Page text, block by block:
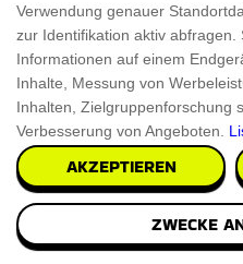
Tragbarer
Holen Sie sich Sofortabzüge
Verwendung genauer
zur Identifikation aktiv
Informationen auf einem
Inhalte, Messung von
Inhalten, Zielgruppenforschung
Verbesserung von Angeboten.
AKZEPTIEREN
ZWECKE